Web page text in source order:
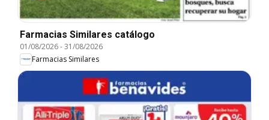
Farmacias Similares catálogo
01/08/2026-31/08/2026
Farmacias Similares